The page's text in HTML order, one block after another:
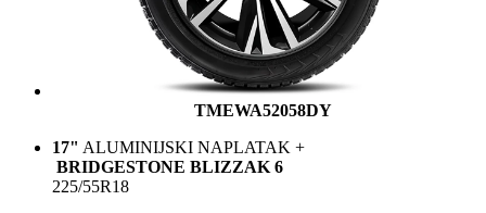
TMEWA52058DY
17" ALUMINIJSKI NAPLATAK +
BRIDGESTONE BLIZZAK 6
225/55R18